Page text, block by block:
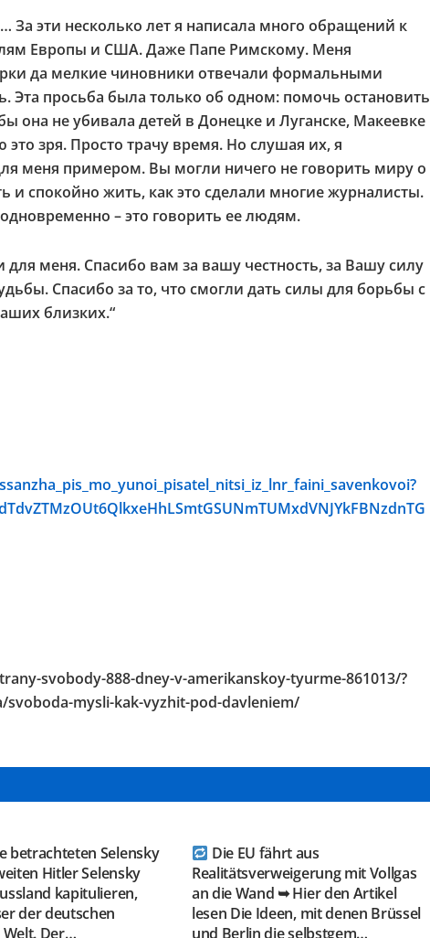
За эти несколько лет я написала много обращений к
Европы и США. Даже Папе Римскому. Меня
да мелкие чиновники отвечали формальными
Эта просьба была только об одном: помочь остановить
она не убивала детей в Донецке и Луганске, Макеевке
зря. Просто трачу время. Но слушая их, я
меня примером. Вы могли ничего не говорить миру о
и спокойно жить, как это сделали многие журналисты.
– это говорить ее людям.
меня. Спасибо вам за вашу честность, за Вашу силу
Спасибо за то, что смогли дать силы для борьбы с
близких.“
svobody-888-dney-v-amerikanskoy-tyurme-861013/?
mysli-kak-vyzhit-pod-davleniem/
KANAL
betrachteten Selensky
Hitler Selensky
kapitulieren,
der deutschen
Welt. Der…
TELEGRAM KANAL
Die EU fährt aus
Realitätsverweigerung mit Vollgas
an die Wand ➥ Hier den Artikel
lesen Die Ideen, mit denen Brüssel
und Berlin die selbstgem…